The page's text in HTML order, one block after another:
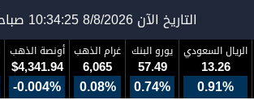
التاريخ الآن8/8/2026 10:34:26 صباحاً
الريال السعودي
13.26
0.91%
يورو البنك
57.49
0.74%
غرام الذهب
6,065
0.08%
أونصة الذهب
$4,341.94
-0.004%